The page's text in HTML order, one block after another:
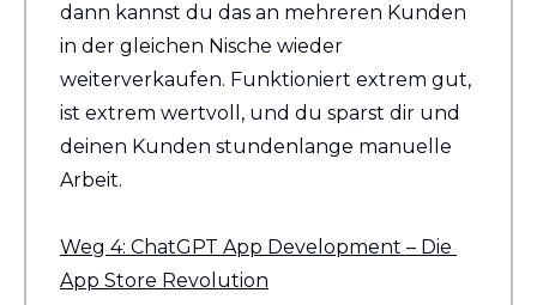
dann kannst du das an mehreren Kunden
in der gleichen Nische wieder
weiterverkaufen. Funktioniert extrem gut,
ist extrem wertvoll, und du sparst dir und
deinen Kunden stundenlange manuelle
Arbeit.
Weg 4: ChatGPT App Development – Die
App Store Revolution